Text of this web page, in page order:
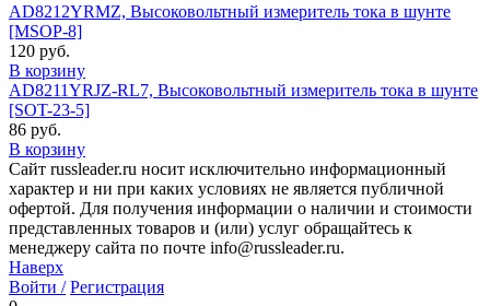
AD8212YRMZ, Высоковольтный измеритель тока в шунте
[MSOP-8]
120 руб.
В корзину
AD8211YRJZ-RL7, Высоковольтный измеритель тока в шунте
[SOT-23-5]
86 руб.
В корзину
Сайт russleader.ru носит исключительно информационный
характер и ни при каких условиях не является публичной
офертой. Для получения информации о наличии и стоимости
представленных товаров и (или) услуг обращайтесь к
менеджеру сайта по почте info@russleader.ru.
Наверх
Войти / Регистрация